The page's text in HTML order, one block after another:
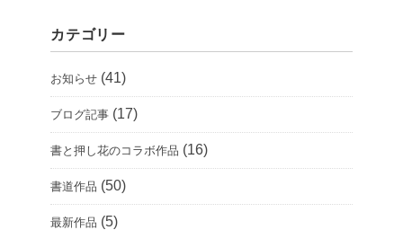
カテゴリー
お知らせ (41)
ブログ記事 (17)
書と押し花のコラボ作品 (16)
書道作品 (50)
最新作品 (5)